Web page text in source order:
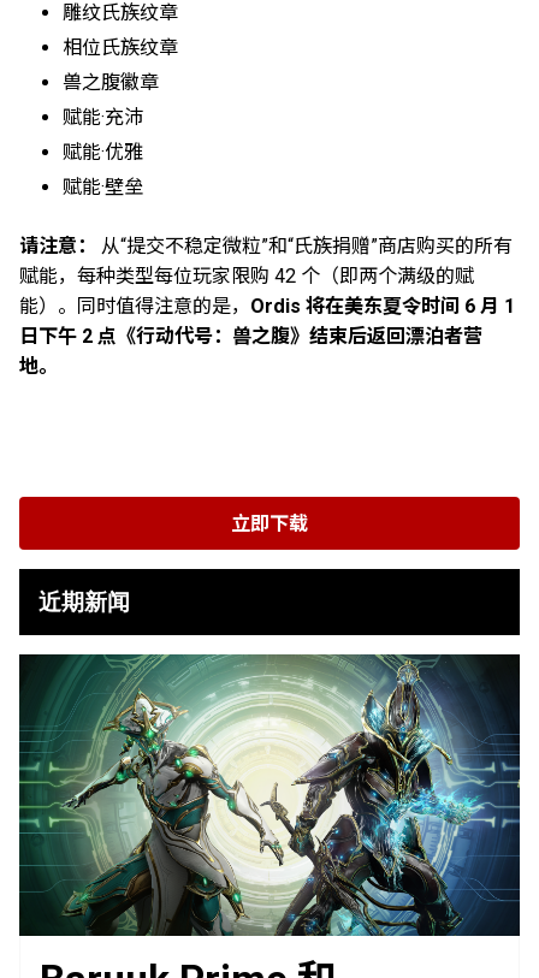
雕纹氏族纹章
相位氏族纹章
兽之腹徽章
赋能·充沛
赋能·优雅
赋能·壁垒
请注意：
从“提交不稳定微粒”和“氏族捐赠”商店购买的所有
赋能，每种类型每位玩家限购 42 个（即两个满级的赋
能）。同时值得注意的是， Ordis 将在美东夏令时间 6 月 1
日下午 2 点《行动代号：兽之腹》结束后返回漂泊者营
地。
立即下载
近期新闻